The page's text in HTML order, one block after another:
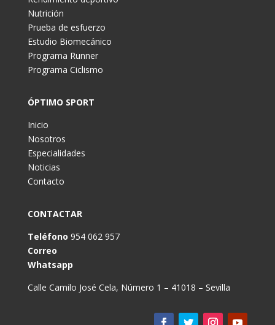
Nutrición
Prueba de esfuerzo
Estudio Biomecánico
Programa Runner
Programa Ciclismo
ÓPTIMO SPORT
Inicio
Nosotros
Especialidades
Noticias
Contacto
CONTACTAR
Teléfono 954 062 957
Correo
Whatsapp
Calle Camilo José Cela, Número 1 – 41018 – Sevilla